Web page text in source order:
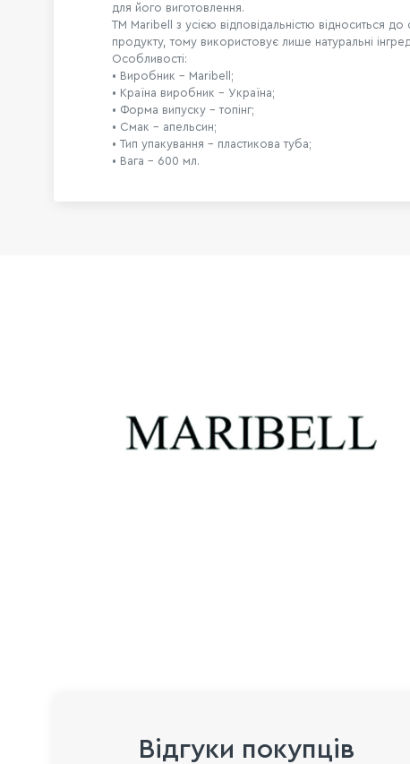
для його виготовлення.
ТМ Maribell з усією відповідальністю відноситься
продукту, тому використовує лише натуральні
Особливості:
• Виробник – Maribell;
• Країна виробник – Україна;
• Форма випуску – топінг;
• Смак – апельсин;
• Тип упакування – пластикова туба;
• Вага – 600 мл.
Відгуки покупців